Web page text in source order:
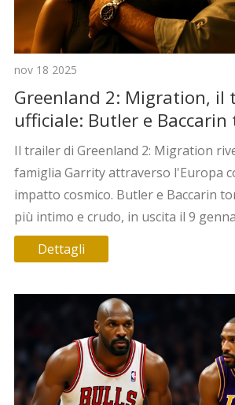
nov 18 2025
Greenland 2: Migration, il
ufficiale: Butler e
mondo distrutto dal
Il trailer di Greenland 2: Migration
famiglia Garrity attraverso l'Europa
impatto cosmico. Butler e Baccarin
più intimo e crudo, in uscita il 9
Dettagli